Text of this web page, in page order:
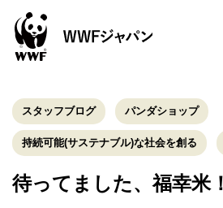
スタッフブログ パンダショップ
持続可能(サステナブル)な社会を創る
待ってました、福幸米